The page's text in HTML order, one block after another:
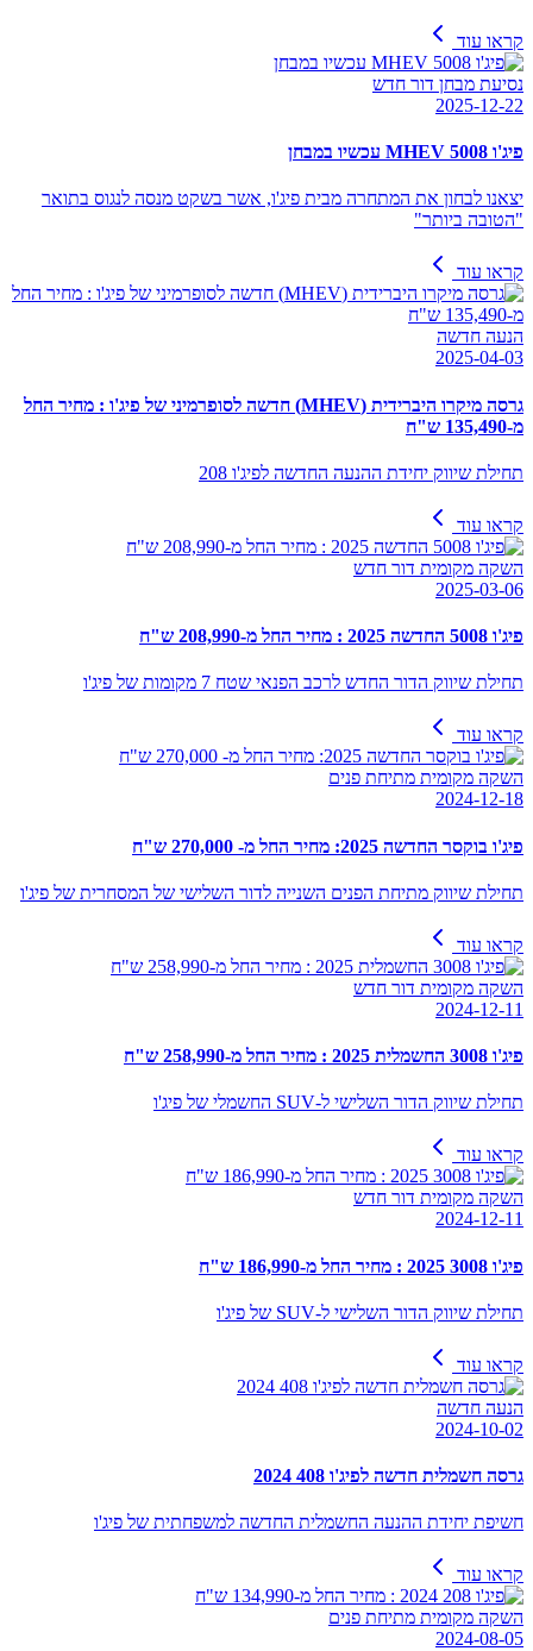
קראו עוד
נסיעת מבחן דור חדש
2025-12-22
פיג'ו 5008 MHEV עכשיו במבחן
יצאנו לבחון את המתחרה מבית פיג'ו, אשר בשקט מנסה לנגוס בתואר
"הטובה ביותר"
קראו עוד
הנעה חדשה
2025-04-03
גרסה מיקרו היברידית (MHEV) חדשה לסופרמיני של פיג'ו : מחיר החל
מ-135,490 ש"ח
תחילת שיווק יחידת ההנעה החדשה לפיג'ו 208
קראו עוד
השקה מקומית דור חדש
2025-03-06
פיג'ו 5008 החדשה 2025 : מחיר החל מ-208,990 ש"ח
תחילת שיווק הדור החדש לרכב הפנאי שטח 7 מקומות של פיג'ו
קראו עוד
השקה מקומית מתיחת פנים
2024-12-18
פיג'ו בוקסר החדשה 2025: מחיר החל מ- 270,000 ש"ח
תחילת שיווק מתיחת הפנים השנייה לדור השלישי של המסחרית של פיג'ו
קראו עוד
השקה מקומית דור חדש
2024-12-11
פיג'ו 3008 החשמלית 2025 : מחיר החל מ-258,990 ש"ח
תחילת שיווק הדור השלישי ל-SUV החשמלי של פיג'ו
קראו עוד
השקה מקומית דור חדש
2024-12-11
פיג'ו 3008 2025 : מחיר החל מ-186,990 ש"ח
תחילת שיווק הדור השלישי ל-SUV של פיג'ו
קראו עוד
הנעה חדשה
2024-10-02
גרסה חשמלית חדשה לפיג'ו 408 2024
חשיפת יחידת ההנעה החשמלית החדשה למשפחתית של פיג'ו
קראו עוד
השקה מקומית מתיחת פנים
2024-08-05